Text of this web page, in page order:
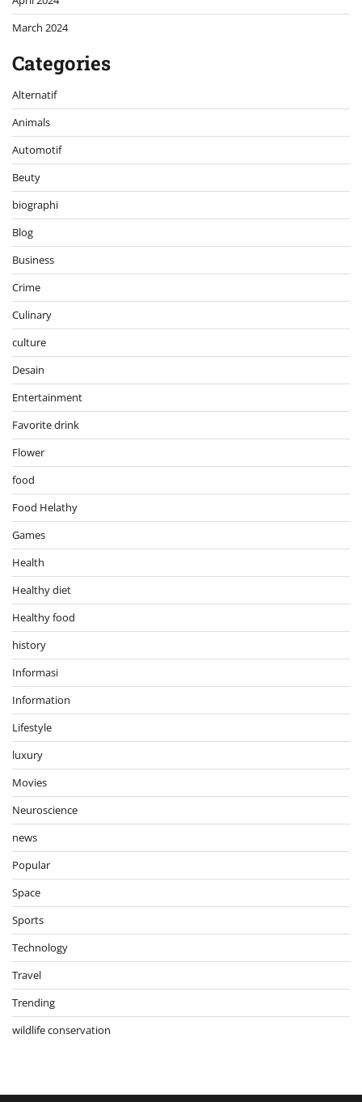
March 2024
Categories
Alternatif
Animals
Automotif
Beuty
biographi
Blog
Business
Crime
Culinary
culture
Desain
Entertainment
Favorite drink
Flower
food
Food Helathy
Games
Health
Healthy diet
Healthy food
history
Informasi
Information
Lifestyle
luxury
Movies
Neuroscience
news
Popular
Space
Sports
Technology
Travel
Trending
wildlife conservation